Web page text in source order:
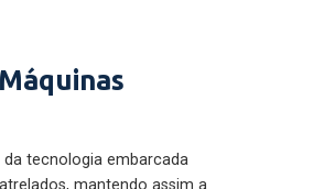
tecnologia embarcada
mantendo assim a